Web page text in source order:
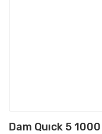
Dam Quıck 5